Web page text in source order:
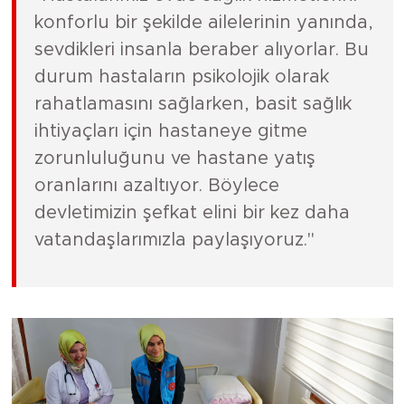
konforlu bir şekilde ailelerinin yanında,
sevdikleri insanla beraber alıyorlar. Bu
durum hastaların psikolojik olarak
rahatlamasını sağlarken, basit sağlık
ihtiyaçları için hastaneye gitme
zorunluluğunu ve hastane yatış
oranlarını azaltıyor. Böylece
devletimizin şefkat elini bir kez daha
vatandaşlarımızla paylaşıyoruz."